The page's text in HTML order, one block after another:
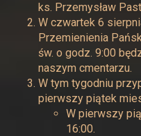
ks. Przemysław
W czwartek 6
Przemienienia
św. o godz. 9:00
naszym cmentarzu.
W tym tygodniu
pierwszy piątek
W pierwszy
16:00.